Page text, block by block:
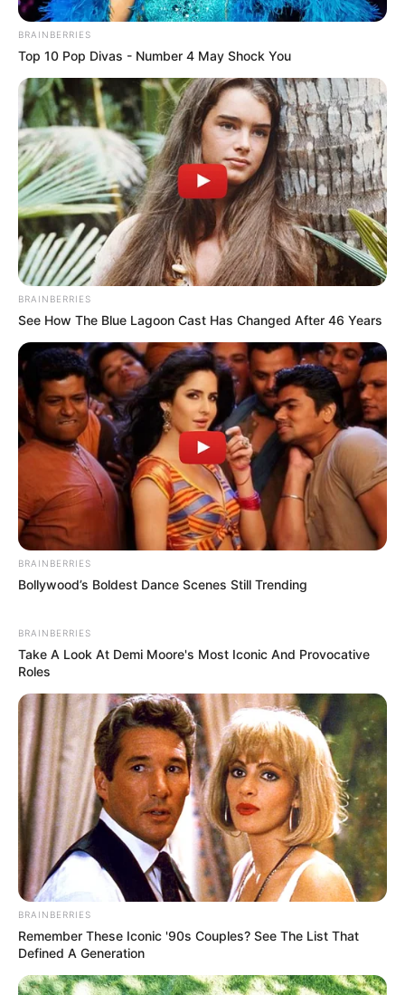
Show da dupla João Márcio e Lafayette encarra o II
Rodeio Show de João Ramalho
A dupla Rick e Renner se apresenta hoje no II Rodeio
Show de João Ramalho
Orgulho de Borá!
Copa do Mundo pode avançar pelo interior paulista
BRAINBERRIES
Top 10 Pop Divas - Number 4 May Shock You
BRAINBERRIES
See How The Blue Lagoon Cast Has Changed After 46 Years
BRAINBERRIES
Bollywood’s Boldest Dance Scenes Still Trending
BRAINBERRIES
Take A Look At Demi Moore's Most Iconic And Provocative
Roles
BRAINBERRIES
Remember These Iconic '90s Couples? See The List That
Defined A Generation